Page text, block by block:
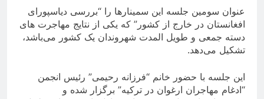
عنوان سومین جلسه این سمینارها را “بررسی دیاسپورای
افغانستان در خارج از کشور” که یکی از نتایج مهاجرت های
دسته جمعی و طویل المدت شهروندان یک کشور می‌باشد،
تشکیل می‌دهد.
این جلسه با حضور خانم “فرزانه رحیمی” رئیس انجمن
“ادغام مهاجران ارغوان در ترکیه” برگزار شده و